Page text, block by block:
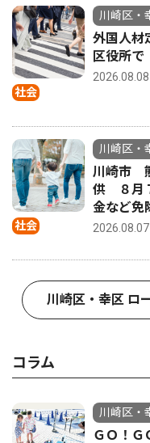
社会
川崎区・
外国人
区役所で
2026.08.08
社会
川崎区・
川崎市
供 ８月
金など免
2026.08.07
川崎区・幸区 ロ
コラム
川崎区・
ＧＯ！Ｇ